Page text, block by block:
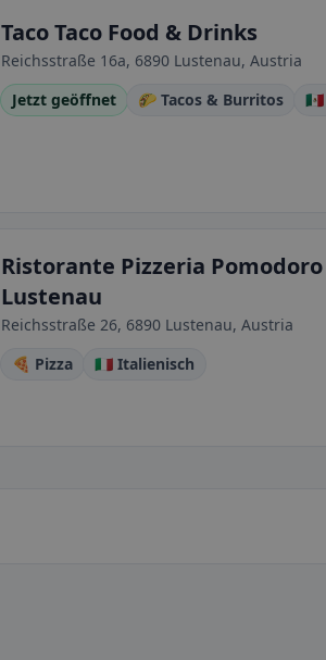
Taco Taco Food & Drinks
Reichsstraße 16a, 6890 Lustenau, Austria
Jetzt geöffnet 🌮 Tacos & Burritos
Ristorante Pizzeria Pomodoro
Lustenau
Reichsstraße 26, 6890 Lustenau, Austria
🍕 Pizza 🇮🇹 Italienisch